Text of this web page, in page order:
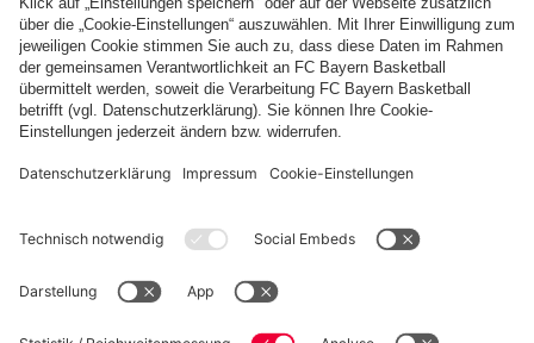
© FC Bayern München Basketball GmbH
Impressum Datenschutz Nutzungsbedingungen